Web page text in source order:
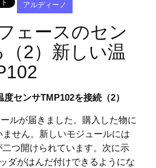
アルディーノ
ェースのセン
2）新しい温
センサTMP102を接続（2）
ルが届きました。購入した物に
せん。新しいモジュールには
つ開けられています。次に示
ダがはんだ付けできるようにな